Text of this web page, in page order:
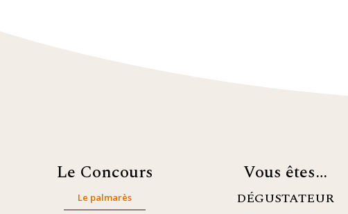
Le Concours
Le palmarès
Vous êtes…
DÉGUSTATEUR